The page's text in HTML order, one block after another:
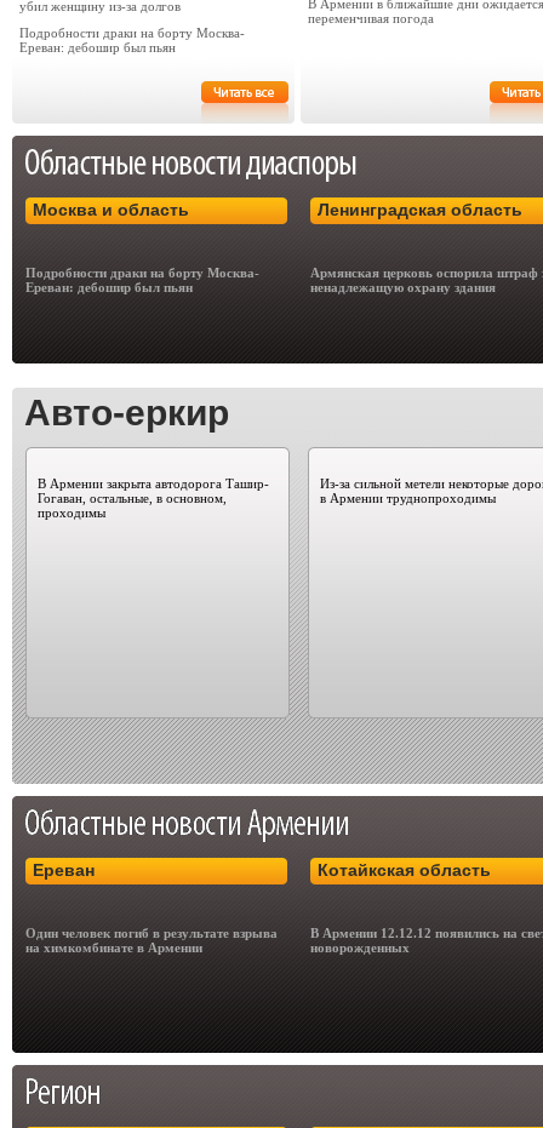
убил женщину из-за долгов
Подробности драки на борту Москва-
Ереван: дебошир был пьян
В Армении в ближайшие дни ожидается
переменчивая погода
Москва и область
Подробности драки на борту Москва-
Ереван: дебошир был пьян
Ленинградская область
Армянская церковь оспорила штраф
ненадлежащую охрану здания
Авто-еркир
В Армении закрыта автодорога Ташир-
Гогаван, остальные, в основном,
проходимы
Из-за сильной метели некоторые
в Армении труднопроходимы
Ереван
Один человек погиб в результате взрыва
на химкомбинате в Армении
Котайкская область
В Армении 12.12.12 появились на
новорожденных